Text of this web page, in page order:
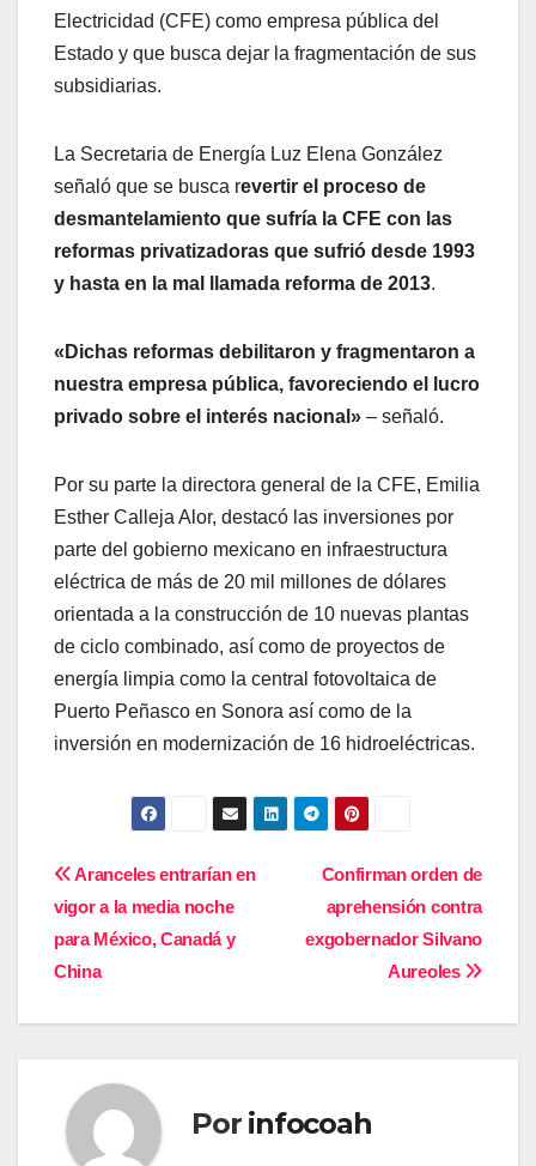
Electricidad (CFE) como empresa pública del
Estado y que busca dejar la fragmentación de sus
subsidiarias.
La Secretaria de Energía Luz Elena González
señaló que se busca revertir el proceso de
desmantelamiento que sufría la CFE con las
reformas privatizadoras que sufrió desde 1993
y hasta en la mal llamada reforma de 2013.
«Dichas reformas debilitaron y fragmentaron a
nuestra empresa pública, favoreciendo el lucro
privado sobre el interés nacional» – señaló.
Por su parte la directora general de la CFE, Emilia
Esther Calleja Alor, destacó las inversiones por
parte del gobierno mexicano en infraestructura
eléctrica de más de 20 mil millones de dólares
orientada a la construcción de 10 nuevas plantas
de ciclo combinado, así como de proyectos de
energía limpia como la central fotovoltaica de
Puerto Peñasco en Sonora así como de la
inversión en modernización de 16 hidroeléctricas.
Navegación
de
entradas
Confirman orden de
aprehensión contra
exgobernador Silvano
Aureoles
Aranceles entrarían en
vigor a la media noche
para México, Canadá y
China
Por infocoah